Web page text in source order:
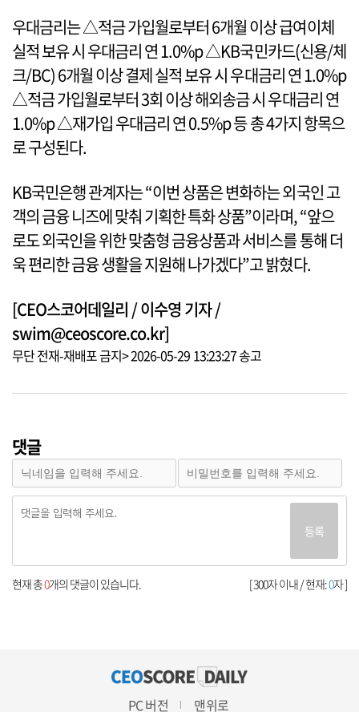
우대금리는 △적금 가입월로부터 6개월 이상 급여이체
실적 보유 시 우대금리 연 1.0%p △KB국민카드(신용/체
크/BC) 6개월 이상 결제 실적 보유 시 우대금리 연 1.0%p
△적금 가입월로부터 3회 이상 해외송금 시 우대금리 연
1.0%p △재가입 우대금리 연 0.5%p 등 총 4가지 항목으
로 구성된다.
KB국민은행 관계자는 “이번 상품은 변화하는 외국인 고
객의 금융 니즈에 맞춰 기획한 특화 상품”이라며, “앞으
로도 외국인을 위한 맞춤형 금융상품과 서비스를 통해 더
욱 편리한 금융 생활을 지원해 나가겠다”고 밝혔다.
[CEO스코어데일리 / 이수영 기자 /
swim@ceoscore.co.kr]
무단 전재-재배포 금지> 2026-05-29 13:23:27 송고
댓글
등록
[ 300자 이내 / 현재:0자 ]
현재 총0개의 댓글이 있습니다.
PC 버전 맨위로